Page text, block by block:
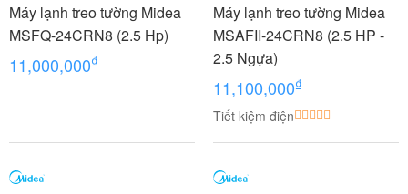
Máy lạnh treo tường Midea
MSFQ-24CRN8 (2.5 Hp)
11,000,000₫
Máy lạnh treo tường Midea
MSAFII-24CRN8 (2.5 HP -
2.5 Ngựa)
11,100,000₫
Tiết kiệm điện